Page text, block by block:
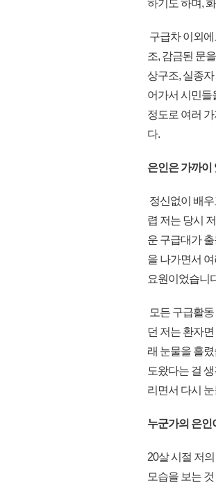
하기도 하며,
구급차 이외
조, 감금된 문
상구조, 실종
어가서 시민들
정도로 여러
다.
은인은 가까이
정신없이 배
렵 저는 당시
운 구급대가
을 나가면서
요원이었습니
모든 구급활
던 저는 환자
래 눈물을 흘
도왔다는 걸
리면서 다시
누군가의 은인
20살 시절 저
모습을 보는